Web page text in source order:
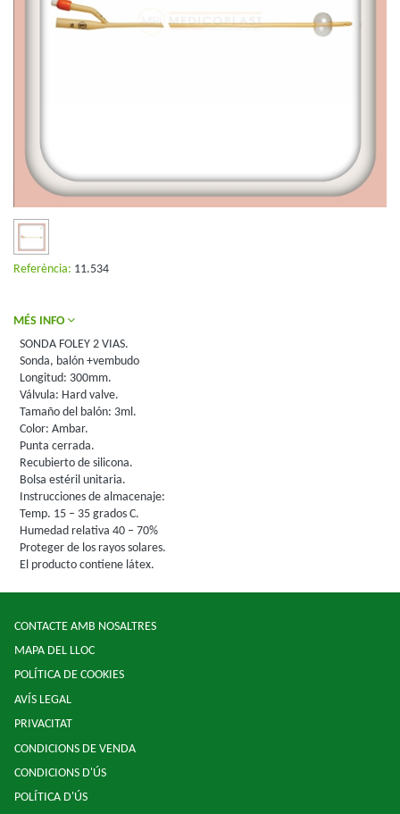
Referència: 11.534
MÉS INFO
SONDA FOLEY 2 VIAS.
Sonda, balón +vembudo
Longitud: 300mm.
Válvula: Hard valve.
Tamaño del balón: 3ml.
Color: Ambar.
Punta cerrada.
Recubierto de silicona.
Bolsa estéril unitaria.
Instrucciones de almacenaje:
Temp. 15 – 35 grados C.
Humedad relativa 40 – 70%
Proteger de los rayos solares.
El producto contiene látex.
CONTACTE AMB NOSALTRES
MAPA DEL LLOC
POLÍTICA DE COOKIES
AVÍS LEGAL
PRIVACITAT
CONDICIONS DE VENDA
CONDICIONS D'ÚS
POLÍTICA D'ÚS